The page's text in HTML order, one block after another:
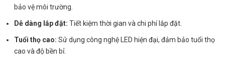
bảo vệ môi trường.
Dễ dàng lắp đặt: Tiết kiệm thời gian và chi phí lắp đặt.
Tuổi thọ cao: Sử dụng công nghệ LED hiện đại, đảm bảo tuổi thọ
cao và độ bền bỉ.